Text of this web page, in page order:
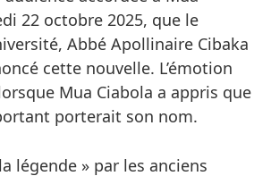
22 octobre 2025, que le
Abbé Apollinaire Cibaka
cette nouvelle. L’émotion
Mua Ciabola a appris que
porterait son nom.
légende » par les anciens